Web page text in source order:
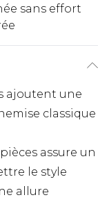
sans effort
ajoutent une
classique
assure un
le style
allure